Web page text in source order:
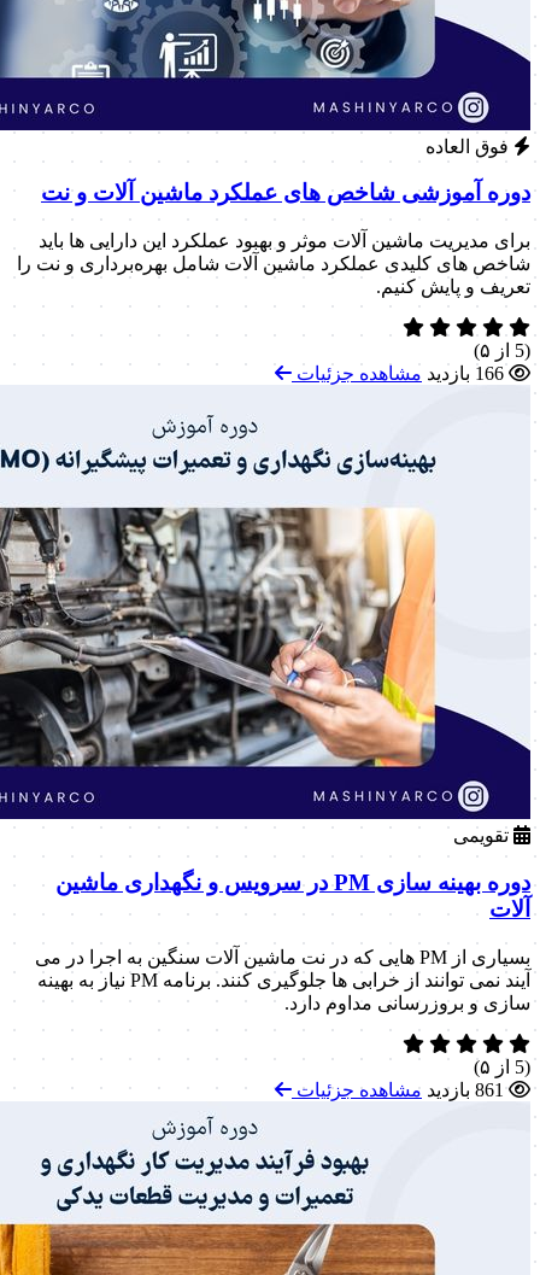
فوق العاده
دوره آموزشی شاخص های عملکرد ماشین آلات و نت
برای مدیریت ماشین آلات موثر و بهبود عملکرد این دارایی ها باید
شاخص های کلیدی عملکرد ماشین آلات شامل بهره‌برداری و نت را
تعریف و پایش کنیم.
(5 از ۵)
مشاهده جزئیات
تقویمی
دوره بهینه سازی PM در سرویس و نگهداری ماشین
آلات
بسیاری از PM هایی که در نت ماشین آلات سنگین به اجرا در می
آیند نمی توانند از خرابی ها جلوگیری کنند. برنامه PM نیاز به بهینه
سازی و بروزرسانی مداوم دارد.
(5 از ۵)
861 بازدید
مشاهده جزئیات